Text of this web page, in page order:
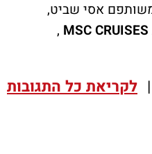
אסי שביט,
MSC CRUISES
,
| לקריאת כל התגובות